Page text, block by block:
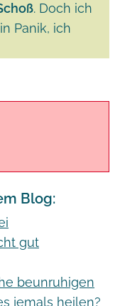
. Doch ich
Panik, ich
Blog:
gut
beunruhigen
jemals heilen?